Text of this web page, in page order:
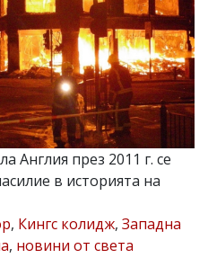
Англия през 2011 г. се
в историята на
, Кингс колидж, Западна
, новини от света